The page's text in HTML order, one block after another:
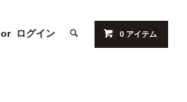
or ログイン 0 アイテム